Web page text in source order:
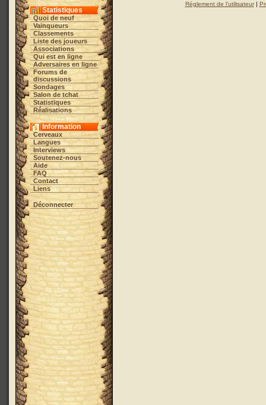
Statistiques
Quoi de neuf
Vainqueurs
Classements
Liste des joueurs
Associations
Qui est en ligne
Adversaires en ligne
Forums de
discussions
Sondages
Salon de tchat
Statistiques
Réalisations
Information
Cerveaux
Langues
Interviews
Soutenez-nous
Aide
FAQ
Contact
Liens
Déconnecter
Réglement de l'utilisateur|